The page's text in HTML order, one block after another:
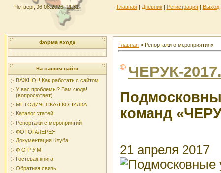
Четверг, 06.08.2026, 11:31 Главная| Дневник| Регистрация | Выход
Форма входа
На нашем сайте
ВАЖНО!!! Как работать с сайтом
У вас проблемы? Вам сюда!
(вопрос/ответ)
МЕТОДИЧЕСКАЯ КОПИЛКА
Каталог статей
Репортажи с мероприятий
ФОТОГАЛЕРЕЯ
Документация Клуба
Ф О Р У М
Гостевая книга
Обратная связь
Главная » Репортажи о мероприятиях
ЧЕРУК-
команд
21 апреля 2017